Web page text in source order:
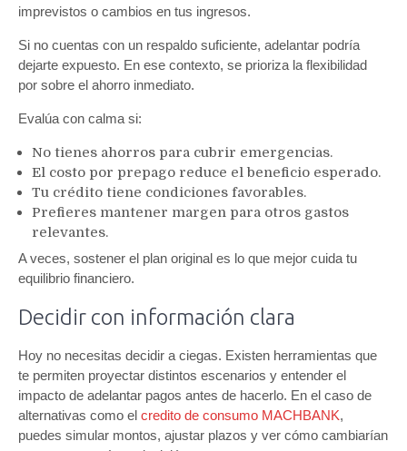
imprevistos o cambios en tus ingresos.
Si no cuentas con un respaldo suficiente, adelantar podría
dejarte expuesto. En ese contexto, se prioriza la flexibilidad
por sobre el ahorro inmediato.
Evalúa con calma si:
No tienes ahorros para cubrir emergencias.
El costo por prepago reduce el beneficio esperado.
Tu crédito tiene condiciones favorables.
Prefieres mantener margen para otros gastos
relevantes.
A veces, sostener el plan original es lo que mejor cuida tu
equilibrio financiero.
Decidir con información clara
Hoy no necesitas decidir a ciegas. Existen herramientas que
te permiten proyectar distintos escenarios y entender el
impacto de adelantar pagos antes de hacerlo. En el caso de
alternativas como el credito de consumo MACHBANK,
puedes simular montos, ajustar plazos y ver cómo cambiarían